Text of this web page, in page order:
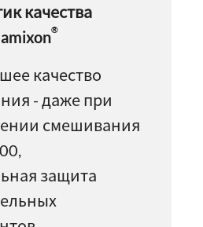
качества
®
качество
- даже при
смешивания
защита